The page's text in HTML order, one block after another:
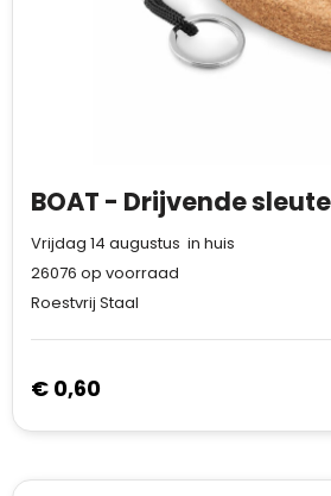
BOAT - Drijvende
Vrijdag 14 augustus in huis
26076 op voorraad
Roestvrij Staal
€ 0,60